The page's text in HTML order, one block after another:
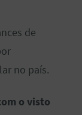
de
no país.
o visto